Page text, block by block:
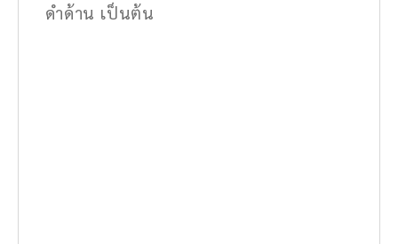
ดำด้าน เป็นต้น